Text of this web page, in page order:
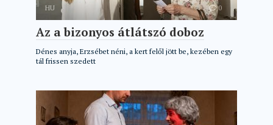
HU 0
Az a bizonyos átlátszó doboz
Dénes anyja, Erzsébet néni, a kert felől jött be, kezében egy
tál frissen szedett